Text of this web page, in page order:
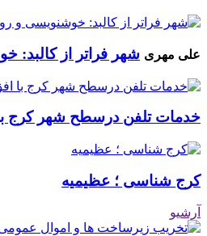
علی مهری شهر فراتر از
خدمات تلفن درسطح شهر کرج با
کرج شناسی ؛ عظیمیه
آرشیو